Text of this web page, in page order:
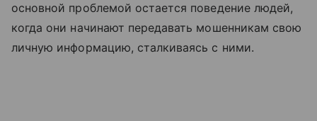
основной проблемой остается поведение людей,
когда они начинают передавать мошенникам свою
личную информацию, сталкиваясь с ними.